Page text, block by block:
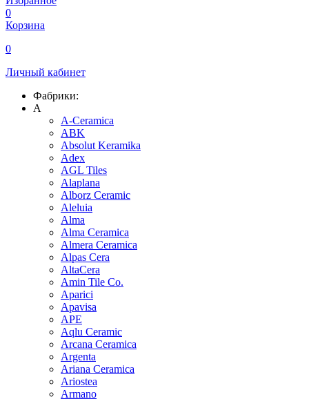
0
Корзина
0
Личный кабинет
Фабрики:
A
A-Ceramica
ABK
Absolut Keramika
Adex
AGL Tiles
Alaplana
Alborz Ceramic
Aleluia
Alma
Alma Ceramica
Almera Ceramica
Alpas Cera
AltaCera
Amin Tile Co.
Aparici
Apavisa
APE
Aqlu Ceramic
Arcana Ceramica
Argenta
Ariana Ceramica
Ariostea
Armano